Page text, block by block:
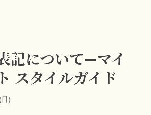
記について—マイ
スタイルガイド
)